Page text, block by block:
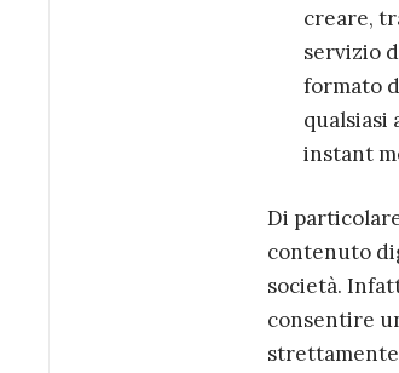
creare,
servizio
formato
qualsiasi
instant
Di
contenuto
società.
consentire
strettamente